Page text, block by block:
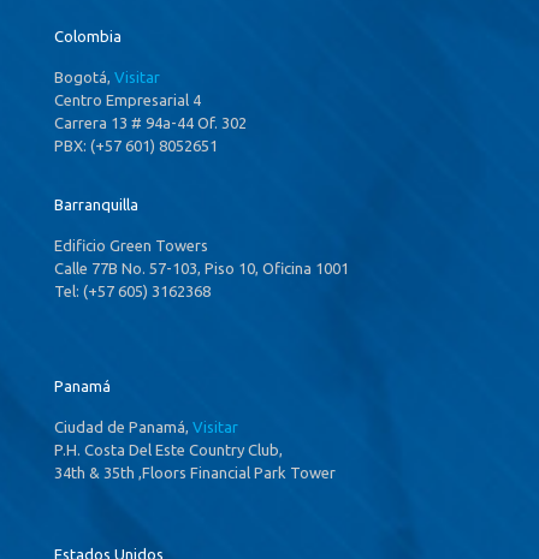
Colombia
Bogotá, Visitar
Centro Empresarial 4
Carrera 13 # 94a-44 Of. 302
PBX: (+57 601) 8052651
Barranquilla
Edificio Green Towers
Calle 77B No. 57-103, Piso 10, Oficina 1001
Tel: (+57 605) 3162368
Panamá
Ciudad de Panamá, Visitar
P.H. Costa Del Este Country Club,
34th & 35th ,Floors Financial Park Tower
Estados Unidos